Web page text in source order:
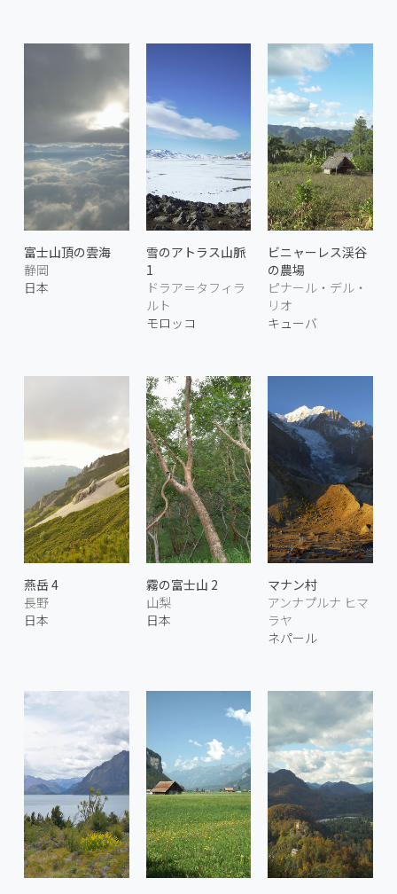
富士山頂の雲海
静岡
日本
雪のアトラス山脈
1
ドラア＝タフィラ
ルト
モロッコ
ビニャーレス渓谷
の農場
ピナール・デル・
リオ
キューバ
燕岳 4
長野
日本
霧の富士山 2
山梨
日本
マナン村
アンナプルナ ヒマ
ラヤ
ネパール